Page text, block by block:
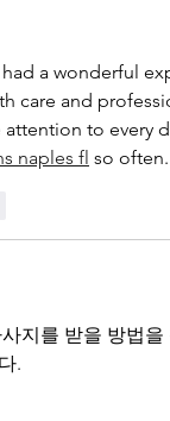
a wonderful
care and
attention to every
naples fl so
지를 받을 방법을
.